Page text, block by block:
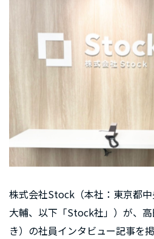
株式会社Stock（本社：東京都
大輔、以下「Stock社」）が、
き）の社員インタビュー記事を